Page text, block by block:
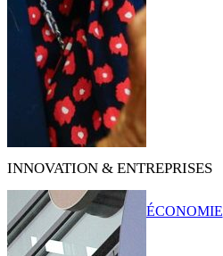
INNOVATION & ENTREPRISES
ÉCONOMIE